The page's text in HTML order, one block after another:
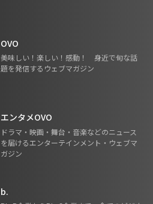
OVO
美味しい！楽しい！感動！ 身近で旬な話
題を発信するウェブマガジン
エンタメOVO
ドラマ・映画・舞台・音楽などのニュース
を届けるエンターテインメント・ウェブマ
ガジン
b.